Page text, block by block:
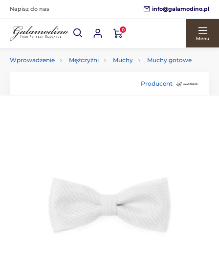
Napisz do nas info@galamodino.pl
0
Menu
Wprowadzenie Mężczyźni Muchy Muchy gotowe
Producent